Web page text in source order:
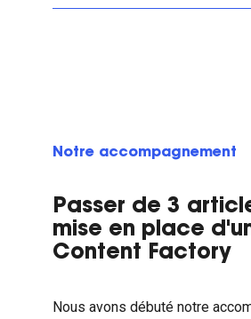
Notre accompagnement
Passer de 3
mise en place
Content Factory
Nous avons débuté notre